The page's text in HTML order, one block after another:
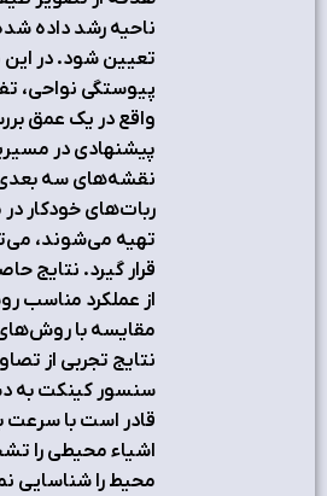
ناحیه رشد داده
تعیین شود. در این
پیوستگی نواحی،
واقع در یک عمق
پیشنهادی در
نقشه‌های سه بعدی
ربات‌های خودکار
تهیه می‌شوند،
قرار گیرد. نتایج
از عملکرد مناسب
مقایسه با
نتایج تجربی از
سنسور کینکت به
قادر است با سرعت
اشیاء محیطی را
محیط را شناسایی